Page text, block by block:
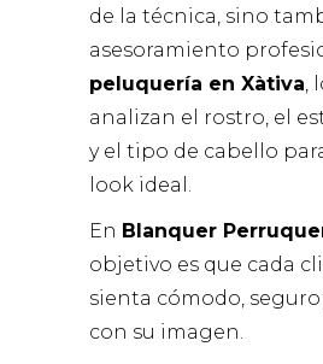
de la técnica, sino
asesoramiento
peluquería en Xàtiva,
analizan el rostro, el
y el tipo de cabello
look ideal.
En Blanquer
objetivo es que cada
sienta cómodo,
con su imagen.